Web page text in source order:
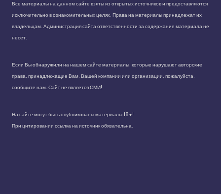
Все материалы на данном сайте взяты из открытых источников и предоставляются
исключительно в ознакомительных целях. Права на материалы принадлежат их
владельцам. Администрация сайта ответственности за содержание материала не
несет.
Если Вы обнаружили на нашем сайте материалы, которые нарушают авторские
права, принадлежащие Вам, Вашей компании или организации, пожалуйста,
сообщите нам. Сайт не является СМИ!
На сайте могут быть опубликованы материалы 18+!
При цитировании ссылка на источник обязательна.